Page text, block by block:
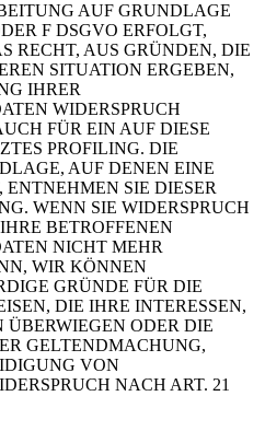
AUF GRUNDLAGE
F DSGVO ERFOLGT,
RECHT, AUS GRÜNDEN, DIE
SITUATION ERGEBEN,
IHRER
WIDERSPRUCH
FÜR EIN AUF DIESE
PROFILING. DIE
AUF DENEN EINE
SIE DIESER
WENN SIE WIDERSPRUCH
BETROFFENEN
NICHT MEHR
WIR KÖNNEN
GRÜNDE FÜR DIE
DIE IHRE INTERESSEN,
ODER DIE
GELTENDMACHUNG,
VON
NACH ART. 21